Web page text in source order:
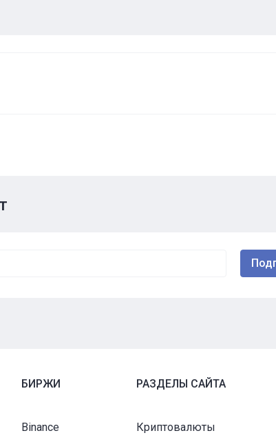
БИРЖИ
Binance
РАЗДЕЛЫ САЙТА
Криптовалюты